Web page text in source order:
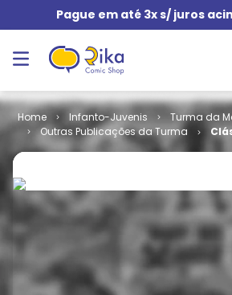
Pague em até 3x s/ juros
Infanto-Juvenis
Turma da
Outras Publicações da Turma